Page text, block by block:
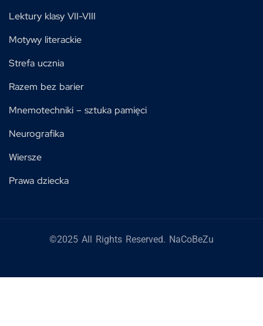
Lektury klasy VII-VIII
Motywy literackie
Strefa ucznia
Razem bez barier
Mnemotechniki – sztuka pamięci
Neurografika
Wiersze
Prawa dziecka
©2025 All Rights Reserved. NaCoBeZu